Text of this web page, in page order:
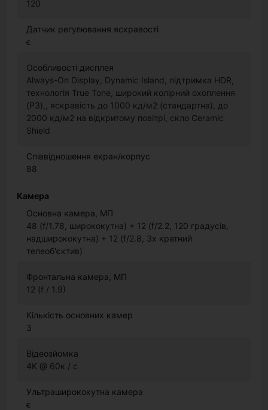
120
Датчик регулювання яскравості
є
Особливості дисплея
Always-On Display, Dynamic Island, підтримка HDR,
технологія True Tone, широкий колірний охоплення
(P3),, яскравість до 1000 кд/м2 (стандартна), до
2000 кд/м2 на відкритому повітрі, скло Ceramic
Shield
Співвідношення екран/корпус
88
Камера
Основна камера, МП
48 (f/1.78, ширококутна) + 12 (f/2.2, 120 градусів,
надширококутна) + 12 (f/2.8, 3х кратний
телеоб'єктив)
Фронтальна камера, МП
12 (f / 1.9)
Кількість основних камер
3
Відеозйомка
4K @ 60к / с
Ультраширококутна камера
є